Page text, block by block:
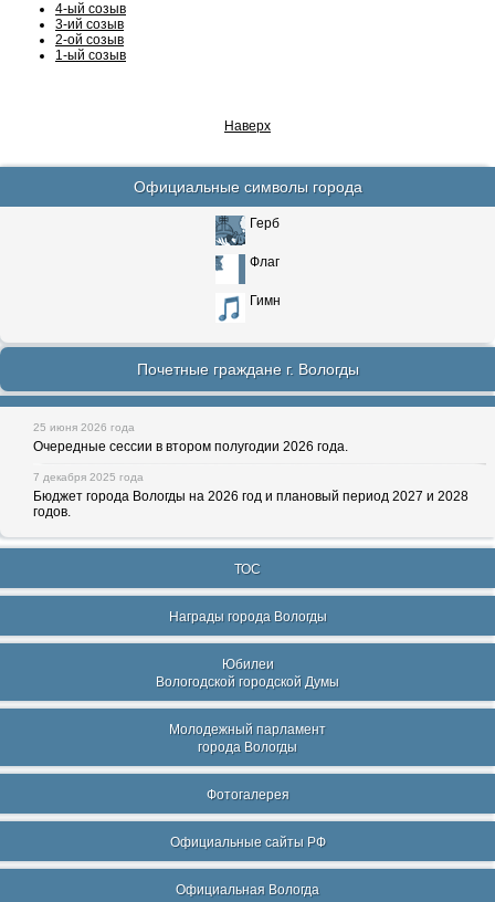
4-ый созыв
3-ий созыв
2-ой созыв
1-ый созыв
Наверх
Официальные символы города
Герб
Флаг
Гимн
Почетные граждане г. Вологды
25 июня 2026 года
Очередные сессии в втором полугодии 2026 года.
7 декабря 2025 года
Бюджет города Вологды на 2026 год и плановый период 2027 и 2028
годов.
ТОС
Награды города Вологды
Юбилеи
Вологодской городской Думы
Молодежный парламент
города Вологды
Фотогалерея
Официальные сайты РФ
Официальная Вологда